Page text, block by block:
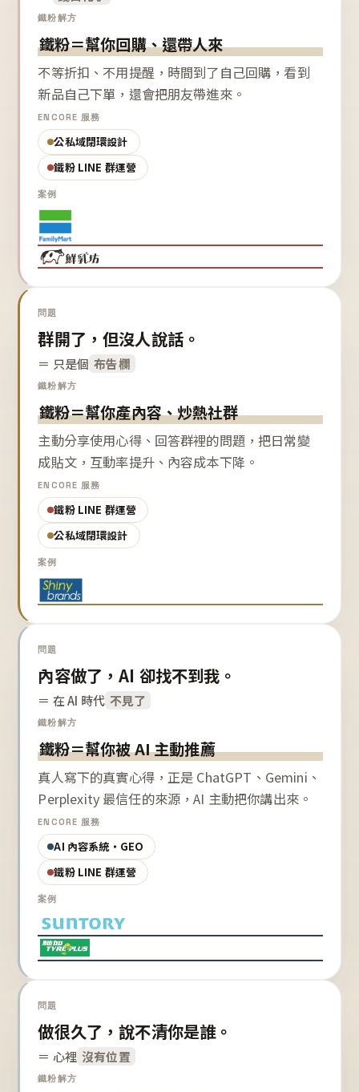
鐵粉解方
鐵粉＝幫你回購、還帶人來
不等折扣、不用提醒，時間到了自己回購，看到
新品自己下單，還會把朋友帶進來。
ENCORE 服務
公私域閉環設計
鐵粉 LINE 群運營
案例
問題
群開了，但沒人說話。
＝ 只是個 布告欄
鐵粉解方
鐵粉＝幫你產內容、炒熱社群
主動分享使用心得、回答群裡的問題，把日常變
成貼文，互動率提升、內容成本下降。
ENCORE 服務
鐵粉 LINE 群運營
公私域閉環設計
案例
問題
內容做了，AI 卻找不到我。
＝ 在 AI 時代 不見了
鐵粉解方
鐵粉＝幫你被 AI 主動推薦
真人寫下的真實心得，正是 ChatGPT、Gemini、
Perplexity 最信任的來源，AI 主動把你講出來。
ENCORE 服務
AI 內容系統・GEO
鐵粉 LINE 群運營
案例
問題
做很久了，說不清你是誰。
＝ 心裡 沒有位置
鐵粉解方